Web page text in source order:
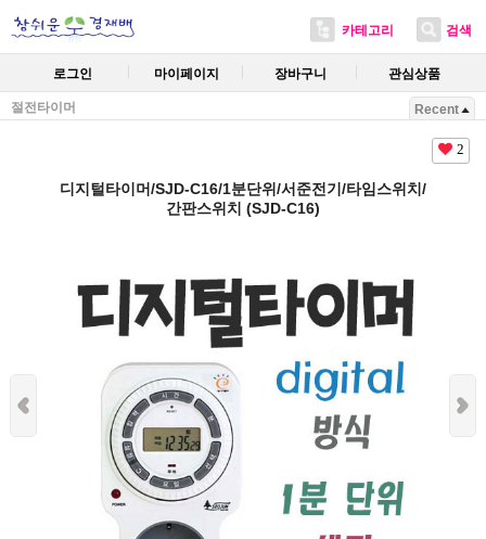
카테고리 검색
로그인 마이페이지 장바구니 관심상품
절전타이머 Recent
2
디지털타이머/SJD-C16/1분단위/서준전기/타임스위치/
간판스위치 (SJD-C16)